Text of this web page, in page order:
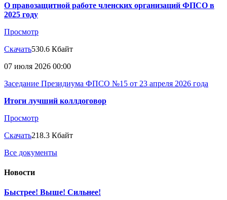
О правозащитной работе членских организаций ФПСО в
2025 году
Просмотр
Скачать530.6 Кбайт
07 июля 2026 00:00
Заседание Президиума ФПСО №15 от 23 апреля 2026 года
Итоги лучший коллдоговор
Просмотр
Скачать218.3 Кбайт
Все документы
Новости
Быстрее! Выше! Сильнее!